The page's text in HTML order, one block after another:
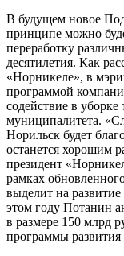
В будущем новое
принципе можно
переработку
десятилетия. Как
«Норникеле», в
программой
содействие в уборке
муниципалитета.
Норильск будет
останется хорошим
президент
рамках
выделит на
этом году Потанин
в размере 150 млрд
программы